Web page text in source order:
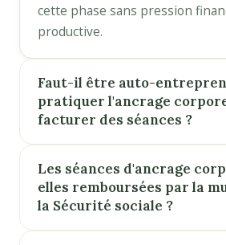
cette phase sans pression
productive.
Faut-il être auto-
pratiquer l'ancrage
facturer des séances ?
Les séances d'ancrage
elles remboursées par la
la Sécurité sociale ?